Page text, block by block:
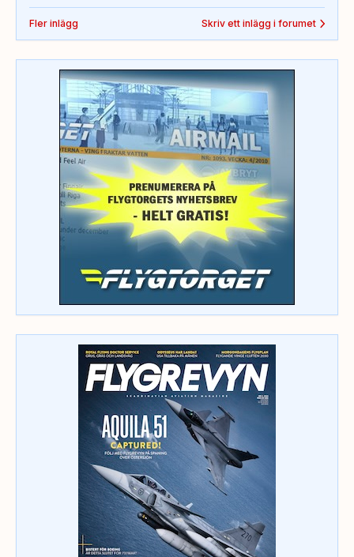
Fler inlägg Skriv ett inlägg i forumet